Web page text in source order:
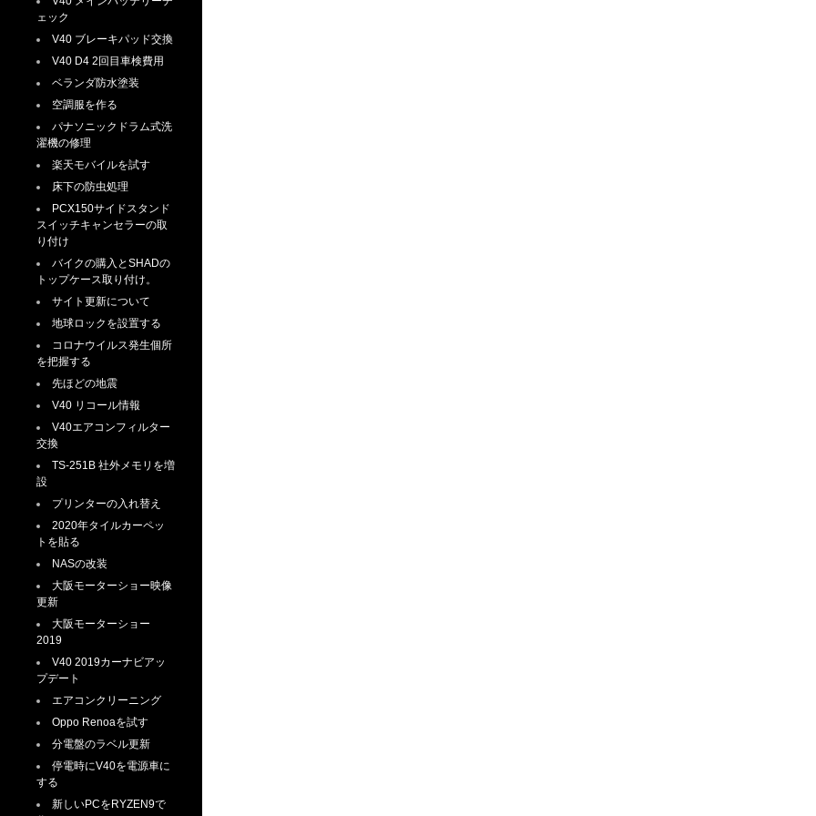
ェック
V40 ブレーキパッド交換
V40 D4 2回目車検費用
ベランダ防水塗装
空調服を作る
パナソニックドラム式洗
濯機の修理
楽天モバイルを試す
床下の防虫処理
PCX150サイドスタンド
スイッチキャンセラーの取
り付け
バイクの購入とSHADの
トップケース取り付け。
サイト更新について
地球ロックを設置する
コロナウイルス発生個所
を把握する
先ほどの地震
V40 リコール情報
V40エアコンフィルター
交換
TS-251B 社外メモリを増
設
プリンターの入れ替え
2020年タイルカーペッ
トを貼る
NASの改装
大阪モーターショー映像
更新
大阪モーターショー
2019
V40 2019カーナビアッ
プデート
エアコンクリーニング
Oppo Renoaを試す
分電盤のラベル更新
停電時にV40を電源車に
する
新しいPCをRYZEN9で